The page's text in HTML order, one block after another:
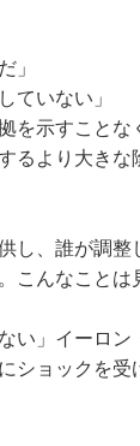
」
ていない」
を示すことな
るより大きな
し、誰が調
こんなことは
い」イーロン
ショックを受